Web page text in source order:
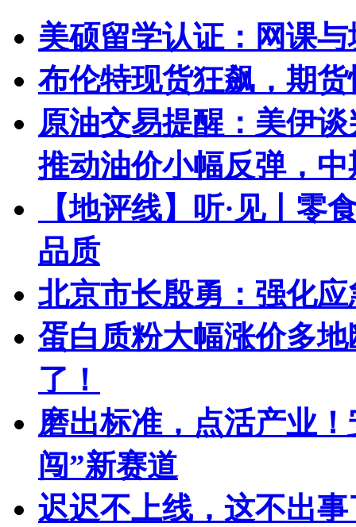
美硕留学认证：网课
布伦特现货狂飙，期
原油交易提醒：美伊
推动油价小幅反弹，
【地评线】听·见丨零
品质
北京市长殷勇：强化
蛋白质粉大幅涨价多
了！
磨出标准，点活产业
闯”新赛道
迟迟不上线，这不出